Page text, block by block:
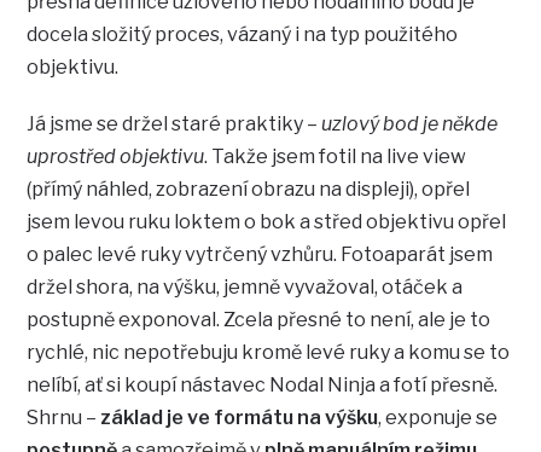
docela složitý proces, vázaný i na typ použitého
objektivu.
Já jsme se držel staré praktiky – uzlový bod je někde
uprostřed objektivu. Takže jsem fotil na live view
(přímý náhled, zobrazení obrazu na displeji), opřel
jsem levou ruku loktem o bok a střed objektivu opřel
o palec levé ruky vytrčený vzhůru. Fotoaparát jsem
držel shora, na výšku, jemně vyvažoval, otáček a
postupně exponoval. Zcela přesné to není, ale je to
rychlé, nic nepotřebuju kromě levé ruky a komu se to
nelíbí, ať si koupí nástavec Nodal Ninja a fotí přesně.
Shrnu – základ je ve formátu na výšku, exponuje se